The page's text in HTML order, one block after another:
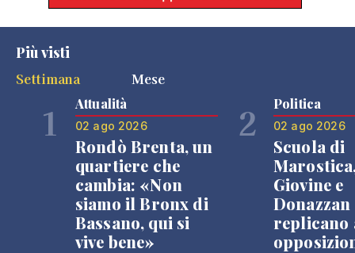
Più visti
Settimana
Mese
1 Attualità
02 ago 2026
Rondò Brenta, un
quartiere che
cambia: «Non
siamo il Bronx di
Bassano, qui si
vive bene»
2 Politica
02 ago 2026
Scuola di
Giovine e
Donazzan
replicano